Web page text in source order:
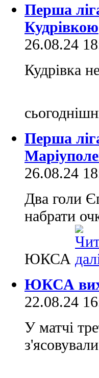
Перша
Кудрівкою
26.08.24
Кудрівка
Перша
26.08.24
Два голи
набрати
ЮКСА
ЮКСА
22.08.24
У матчі